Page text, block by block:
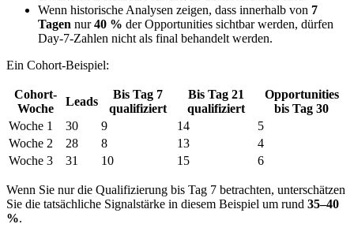
Wenn historische Analysen zeigen, dass innerhalb von 7
Tagen nur40 % der Opportunities sichtbar werden, dürfen
Day-7-Zahlen nicht als final behandelt werden.
Ein Cohort-Beispiel:
Cohort-
Woche
Leads
Bis Tag 7
qualifiziert
Bis Tag 21
qualifiziert
Opportunities
bis Tag 30
Woche 1
30 9 14
5
Woche 2
28 8 13
4
Woche 3
31 10 15 6
Wenn Sie nur die Qualifizierung bis Tag 7 betrachten, unterschätzen
Sie die tatsächliche Signalstärke in diesem Beispiel um rund 35–40
%.